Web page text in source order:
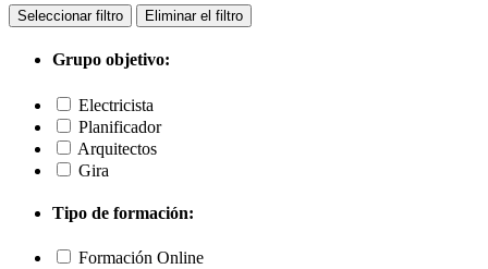
Seleccionar filtro Eliminar el filtro
Grupo objetivo:
Electricista
Planificador
Arquitectos
Gira
Tipo de formación:
Formación Online